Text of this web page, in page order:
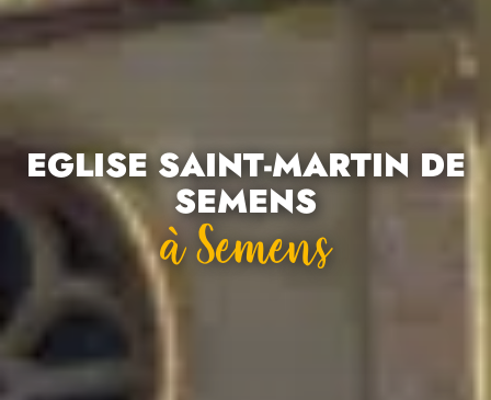
EGLISE SAINT-MARTIN DE
SEMENS
À Semens